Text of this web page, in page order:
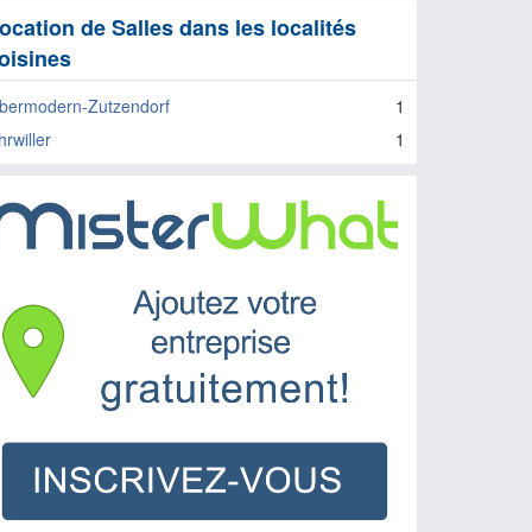
de Salles dans les localités
Zutzendorf
1
1